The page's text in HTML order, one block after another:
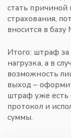
стать
страхования,
вносится в
Итого: штраф за
нагрузка, а в
возможность
выход –
штраф уже есть
протокол и
суммы.